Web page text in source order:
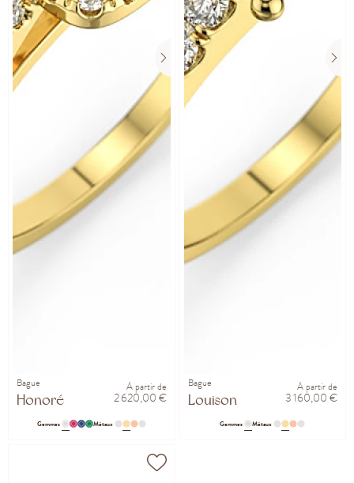
Bague
Honoré
À partir de
2 620,00 €
Gemmes Métaux
Bague
Louison
À partir de
3 160,00 €
Gemmes Métaux